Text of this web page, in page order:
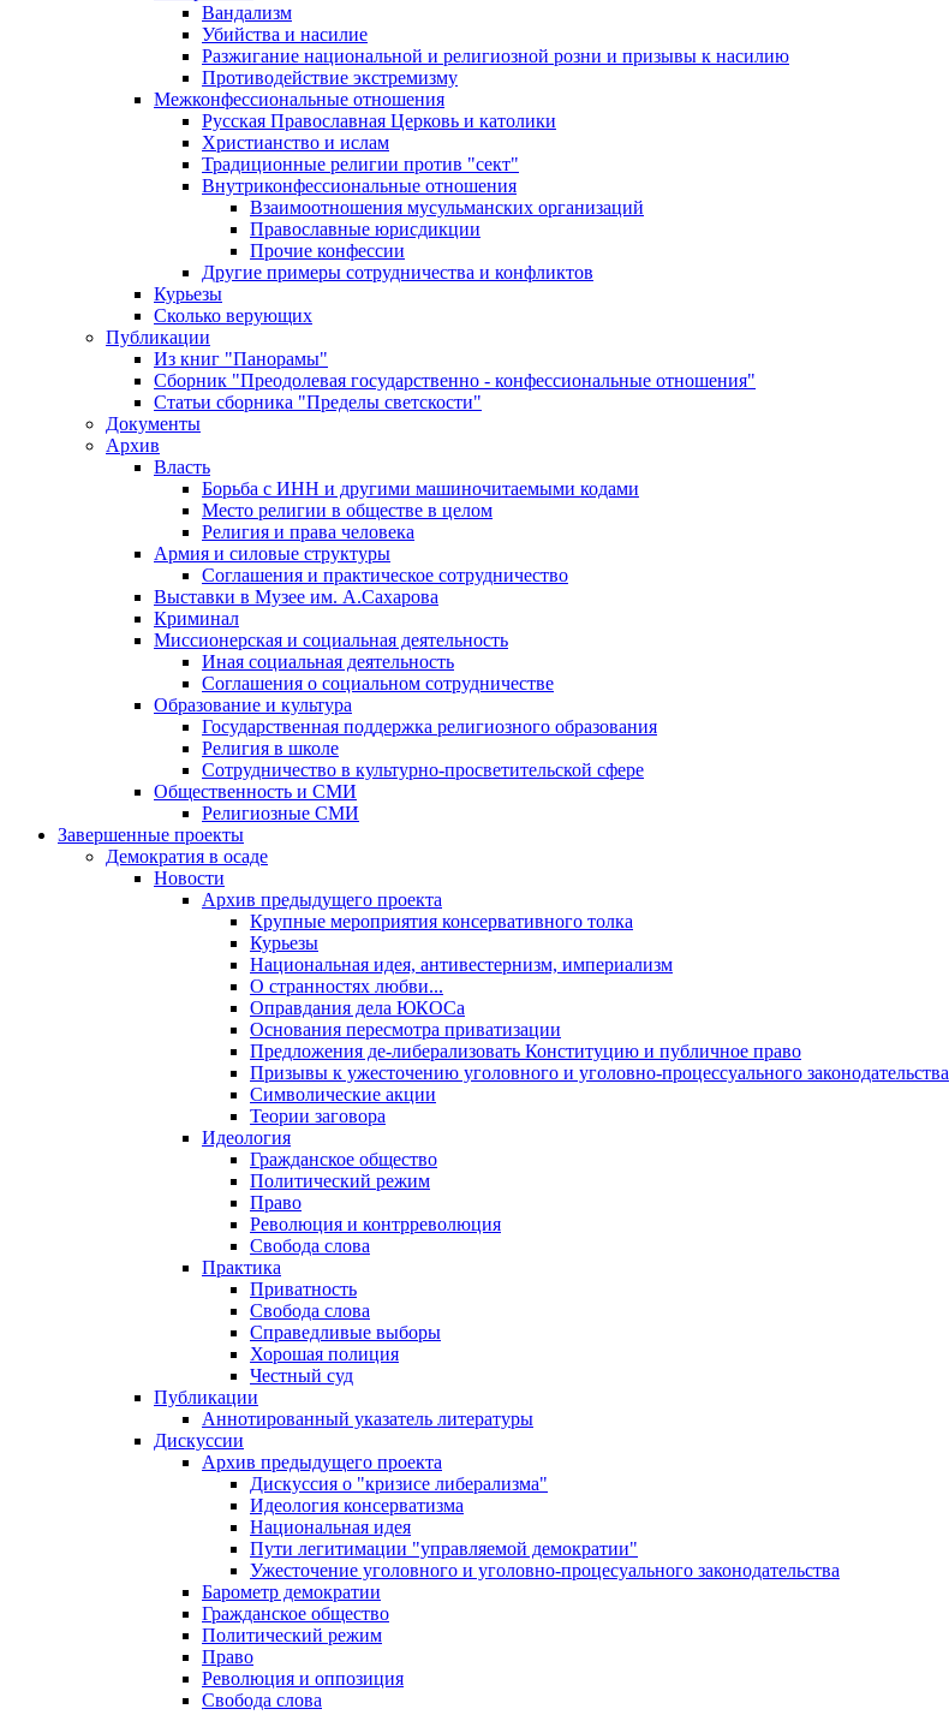
Вандализм
Убийства и насилие
Разжигание национальной и религиозной розни и призывы к насилию
Противодействие экстремизму
Межконфессиональные отношения
Русская Православная Церковь и католики
Христианство и ислам
Традиционные религии против "сект"
Внутриконфессиональные отношения
Взаимоотношения мусульманских организаций
Православные юрисдикции
Прочие конфессии
Другие примеры сотрудничества и конфликтов
Курьезы
Сколько верующих
Публикации
Из книг "Панорамы"
Сборник "Преодолевая государственно - конфессиональные отношения"
Статьи сборника "Пределы светскости"
Документы
Архив
Власть
Борьба с ИНН и другими машиночитаемыми кодами
Место религии в обществе в целом
Религия и права человека
Армия и силовые структуры
Соглашения и практическое сотрудничество
Выставки в Музее им. А.Сахарова
Криминал
Миссионерская и социальная деятельность
Иная социальная деятельность
Соглашения о социальном сотрудничестве
Образование и культура
Государственная поддержка религиозного образования
Религия в школе
Сотрудничество в культурно-просветительской сфере
Общественность и СМИ
Религиозные СМИ
Завершенные проекты
Демократия в осаде
Новости
Архив предыдущего проекта
Крупные мероприятия консервативного толка
Курьезы
Национальная идея, антивестернизм, империализм
О странностях любви...
Оправдания дела ЮКОСа
Основания пересмотра приватизации
Предложения де-либерализовать Конституцию и публичное право
Призывы к ужесточению уголовного и уголовно-процессуального законодательства
Символические акции
Теории заговора
Идеология
Гражданское общество
Политический режим
Право
Революция и контрреволюция
Свобода слова
Практика
Приватность
Свобода слова
Справедливые выборы
Хорошая полиция
Честный суд
Публикации
Аннотированный указатель литературы
Дискуссии
Архив предыдущего проекта
Дискуссия о "кризисе либерализма"
Идеология консерватизма
Национальная идея
Пути легитимации "управляемой демократии"
Ужесточение уголовного и уголовно-процесуального законодательства
Барометр демократии
Гражданское общество
Политический режим
Право
Революция и оппозиция
Свобода слова